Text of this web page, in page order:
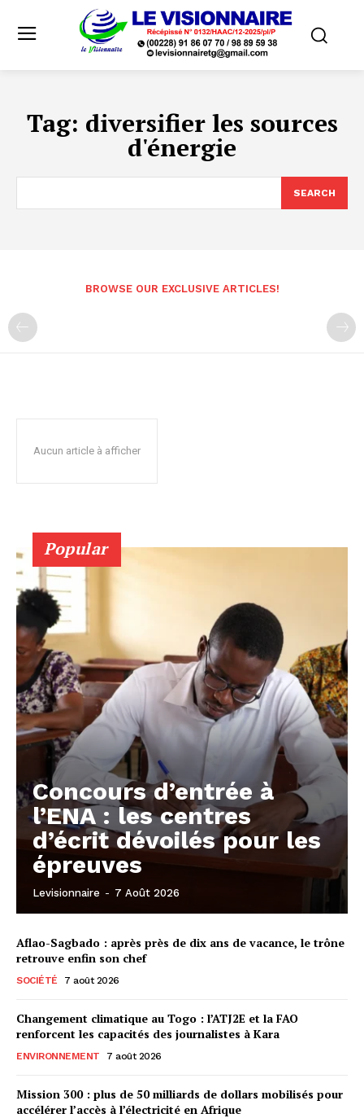
Tag: diversifier les sources
d'énergie
SEARCH
BROWSE OUR EXCLUSIVE ARTICLES!
Aucun article à afficher
Popular
Concours d’entrée à
l’ENA : les centres
d’écrit dévoilés pour les
épreuves
Levisionnaire - 7 Août 2026
Aflao-Sagbado : après près de dix ans de vacance, le trône
retrouve enfin son chef
SOCIÉTÉ 7 août 2026
Changement climatique au Togo : l’ATJ2E et la FAO
renforcent les capacités des journalistes à Kara
ENVIRONNEMENT 7 août 2026
Mission 300 : plus de 50 milliards de dollars mobilisés pour
accélérer l’accès à l’électricité en Afrique